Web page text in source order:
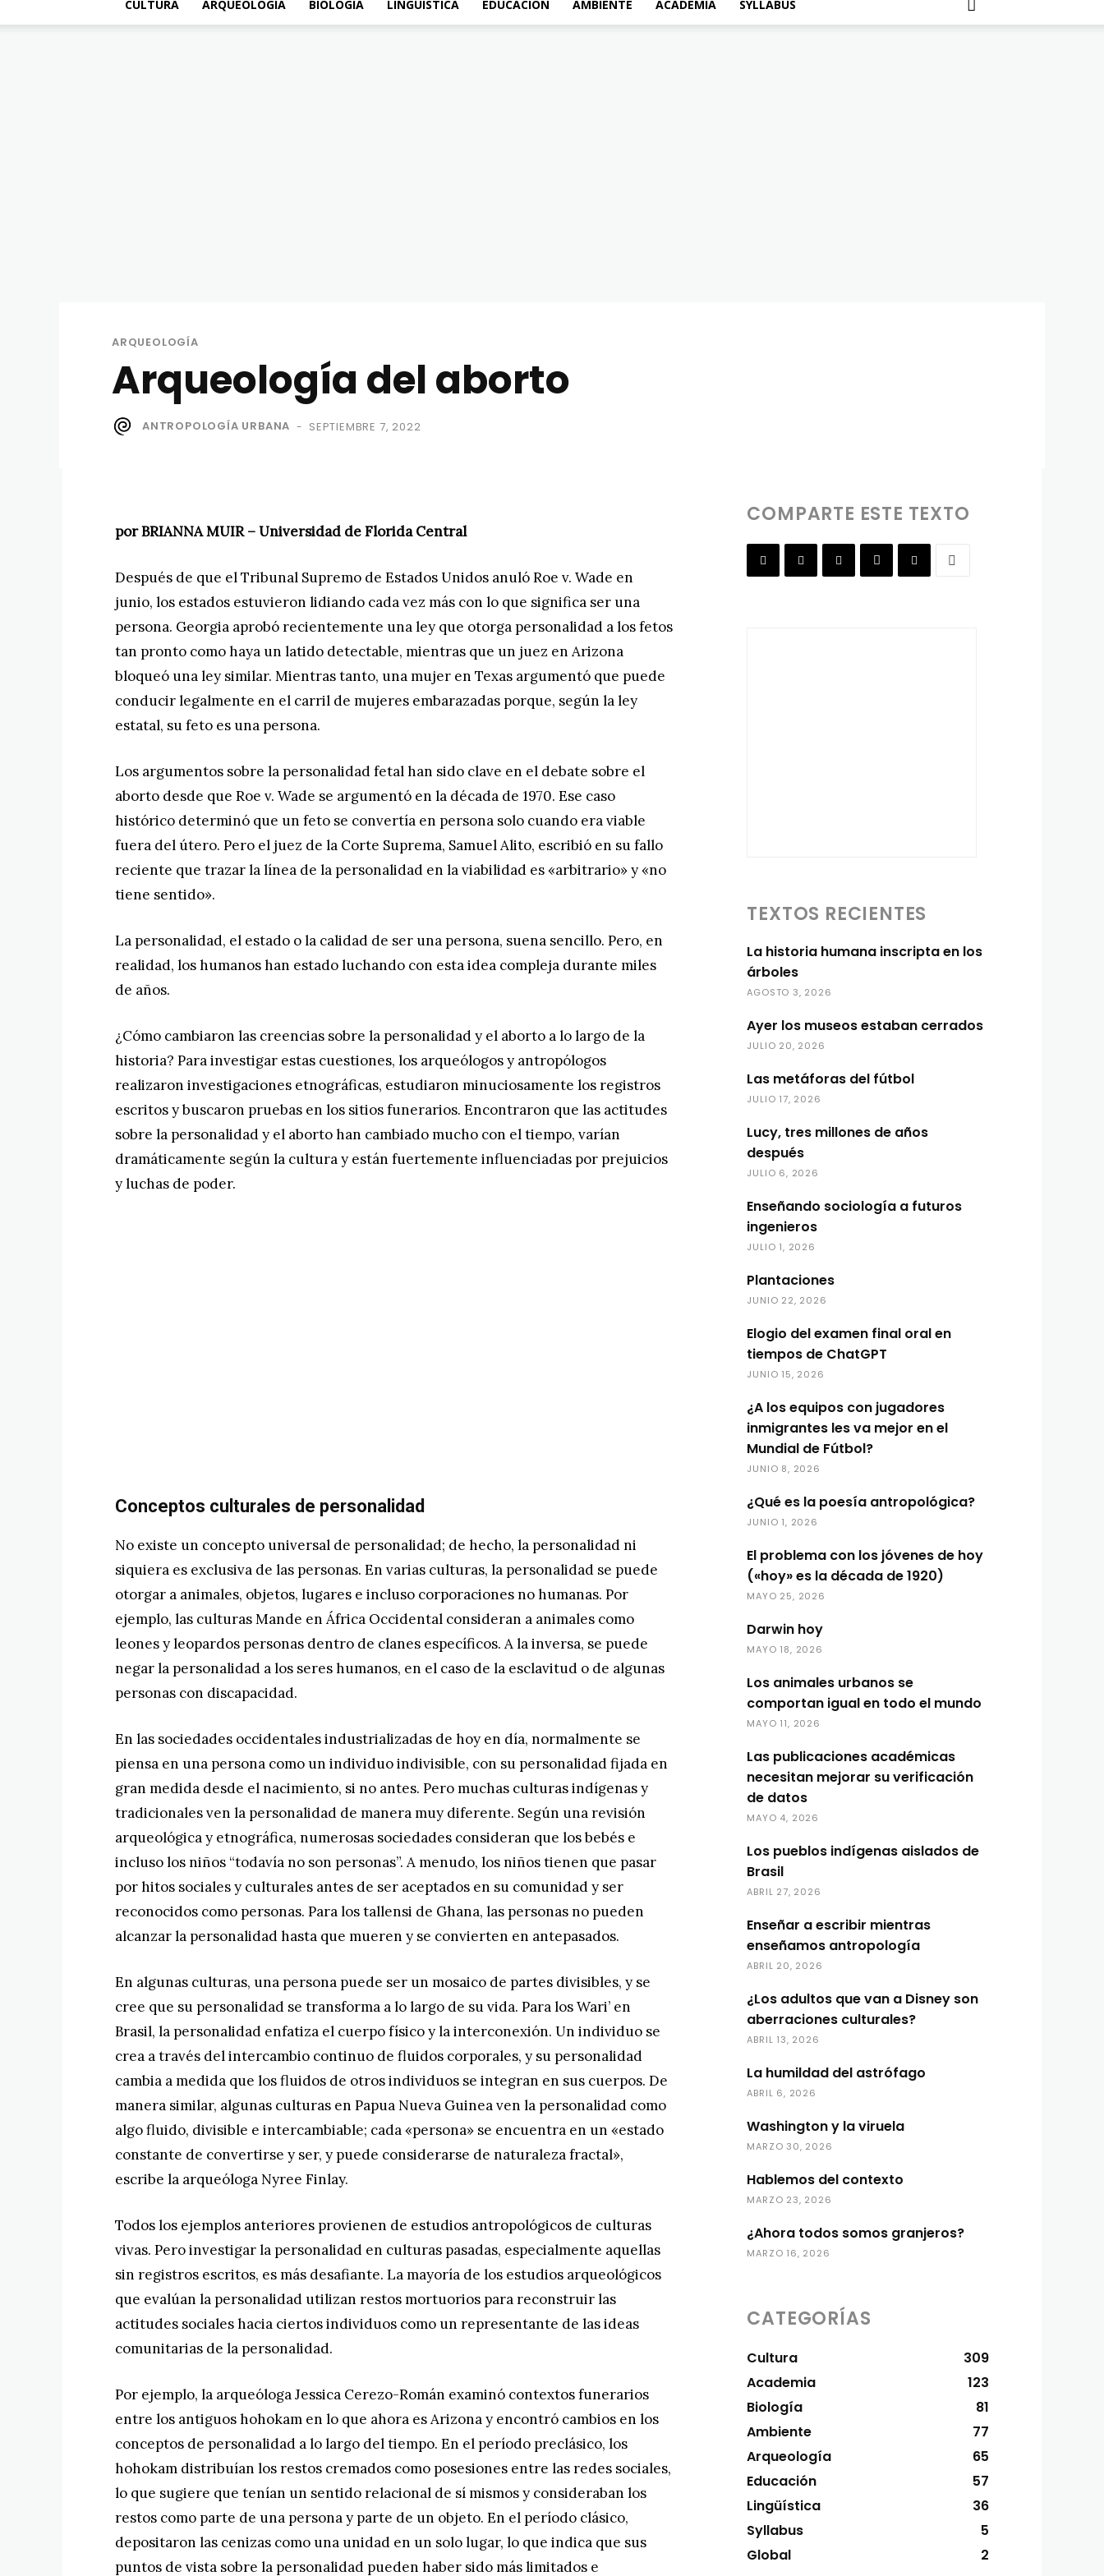
CULTURA ARQUEOLOGÍA BIOLOGÍA LINGÜÍSTICA EDUCACIÓN AMBIENTE ACADEMIA SYLLABUS
ARQUEOLOGÍA
Arqueología del aborto
ANTROPOLOGÍA URBANA - SEPTIEMBRE 7, 2022
por BRIANNA MUIR – Universidad de Florida Central
Después de que el Tribunal Supremo de Estados Unidos anuló Roe v. Wade en
junio, los estados estuvieron lidiando cada vez más con lo que significa ser una
persona. Georgia aprobó recientemente una ley que otorga personalidad a los fetos
tan pronto como haya un latido detectable, mientras que un juez en Arizona
bloqueó una ley similar. Mientras tanto, una mujer en Texas argumentó que puede
conducir legalmente en el carril de mujeres embarazadas porque, según la ley
estatal, su feto es una persona.
Los argumentos sobre la personalidad fetal han sido clave en el debate sobre el
aborto desde que Roe v. Wade se argumentó en la década de 1970. Ese caso
histórico determinó que un feto se convertía en persona solo cuando era viable
fuera del útero. Pero el juez de la Corte Suprema, Samuel Alito, escribió en su fallo
reciente que trazar la línea de la personalidad en la viabilidad es «arbitrario» y «no
tiene sentido».
La personalidad, el estado o la calidad de ser una persona, suena sencillo. Pero, en
realidad, los humanos han estado luchando con esta idea compleja durante miles
de años.
¿Cómo cambiaron las creencias sobre la personalidad y el aborto a lo largo de la
historia? Para investigar estas cuestiones, los arqueólogos y antropólogos
realizaron investigaciones etnográficas, estudiaron minuciosamente los registros
escritos y buscaron pruebas en los sitios funerarios. Encontraron que las actitudes
sobre la personalidad y el aborto han cambiado mucho con el tiempo, varían
dramáticamente según la cultura y están fuertemente influenciadas por prejuicios
y luchas de poder.
Conceptos culturales de personalidad
No existe un concepto universal de personalidad; de hecho, la personalidad ni
siquiera es exclusiva de las personas. En varias culturas, la personalidad se puede
otorgar a animales, objetos, lugares e incluso corporaciones no humanas. Por
ejemplo, las culturas Mande en África Occidental consideran a animales como
leones y leopardos personas dentro de clanes específicos. A la inversa, se puede
negar la personalidad a los seres humanos, en el caso de la esclavitud o de algunas
personas con discapacidad.
En las sociedades occidentales industrializadas de hoy en día, normalmente se
piensa en una persona como un individuo indivisible, con su personalidad fijada en
gran medida desde el nacimiento, si no antes. Pero muchas culturas indígenas y
tradicionales ven la personalidad de manera muy diferente. Según una revisión
arqueológica y etnográfica, numerosas sociedades consideran que los bebés e
incluso los niños “todavía no son personas”. A menudo, los niños tienen que pasar
por hitos sociales y culturales antes de ser aceptados en su comunidad y ser
reconocidos como personas. Para los tallensi de Ghana, las personas no pueden
alcanzar la personalidad hasta que mueren y se convierten en antepasados.
En algunas culturas, una persona puede ser un mosaico de partes divisibles, y se
cree que su personalidad se transforma a lo largo de su vida. Para los Wari’ en
Brasil, la personalidad enfatiza el cuerpo físico y la interconexión. Un individuo se
crea a través del intercambio continuo de fluidos corporales, y su personalidad
cambia a medida que los fluidos de otros individuos se integran en sus cuerpos. De
manera similar, algunas culturas en Papua Nueva Guinea ven la personalidad como
algo fluido, divisible e intercambiable; cada «persona» se encuentra en un «estado
constante de convertirse y ser, y puede considerarse de naturaleza fractal»,
escribe la arqueóloga Nyree Finlay.
Todos los ejemplos anteriores provienen de estudios antropológicos de culturas
vivas. Pero investigar la personalidad en culturas pasadas, especialmente aquellas
sin registros escritos, es más desafiante. La mayoría de los estudios arqueológicos
que evalúan la personalidad utilizan restos mortuorios para reconstruir las
actitudes sociales hacia ciertos individuos como un representante de las ideas
comunitarias de la personalidad.
Por ejemplo, la arqueóloga Jessica Cerezo-Román examinó contextos funerarios
entre los antiguos hohokam en lo que ahora es Arizona y encontró cambios en los
conceptos de personalidad a lo largo del tiempo. En el período preclásico, los
hohokam distribuían los restos cremados como posesiones entre las redes sociales,
lo que sugiere que tenían un sentido relacional de sí mismos y consideraban los
restos como parte de una persona y parte de un objeto. En el período clásico,
depositaron las cenizas como una unidad en un solo lugar, lo que indica que sus
puntos de vista sobre la personalidad pueden haber sido más limitados e
COMPARTE ESTE TEXTO
TEXTOS RECIENTES
La historia humana inscripta en los
árboles
AGOSTO 3, 2026
Ayer los museos estaban cerrados
JULIO 20, 2026
Las metáforas del fútbol
JULIO 17, 2026
Lucy, tres millones de años
después
JULIO 6, 2026
Enseñando sociología a futuros
ingenieros
JULIO 1, 2026
Plantaciones
JUNIO 22, 2026
Elogio del examen final oral en
tiempos de ChatGPT
JUNIO 15, 2026
¿A los equipos con jugadores
inmigrantes les va mejor en el
Mundial de Fútbol?
JUNIO 8, 2026
¿Qué es la poesía antropológica?
JUNIO 1, 2026
El problema con los jóvenes de hoy
(«hoy» es la década de 1920)
MAYO 25, 2026
Darwin hoy
MAYO 18, 2026
Los animales urbanos se
comportan igual en todo el mundo
MAYO 11, 2026
Las publicaciones académicas
necesitan mejorar su verificación
de datos
MAYO 4, 2026
Los pueblos indígenas aislados de
Brasil
ABRIL 27, 2026
Enseñar a escribir mientras
enseñamos antropología
ABRIL 20, 2026
¿Los adultos que van a Disney son
aberraciones culturales?
ABRIL 13, 2026
La humildad del astrófago
ABRIL 6, 2026
Washington y la viruela
MARZO 30, 2026
Hablemos del contexto
MARZO 23, 2026
¿Ahora todos somos granjeros?
MARZO 16, 2026
CATEGORÍAS
Cultura
309
Academia
123
Biología
81
Ambiente
77
Arqueología
65
Educación
57
Lingüística
36
Syllabus
5
Global
2